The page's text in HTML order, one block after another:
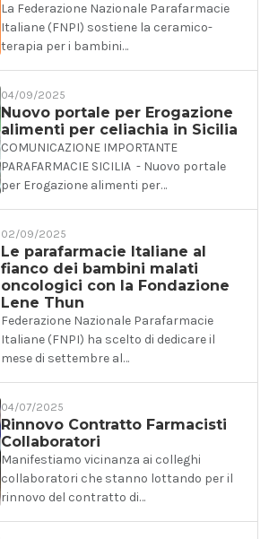
La Federazione Nazionale Parafarmacie
Italiane (FNPI) sostiene la ceramico-
terapia per i bambini…
04/09/2025
Nuovo portale per Erogazione
alimenti per celiachia in Sicilia
COMUNICAZIONE IMPORTANTE
PARAFARMACIE SICILIA - Nuovo portale
per Erogazione alimenti per…
02/09/2025
Le parafarmacie Italiane al
fianco dei bambini malati
oncologici con la Fondazione
Lene Thun
Federazione Nazionale Parafarmacie
Italiane (FNPI) ha scelto di dedicare il
mese di settembre al…
04/07/2025
Rinnovo Contratto Farmacisti
Collaboratori
Manifestiamo vicinanza ai colleghi
collaboratori che stanno lottando per il
rinnovo del contratto di…